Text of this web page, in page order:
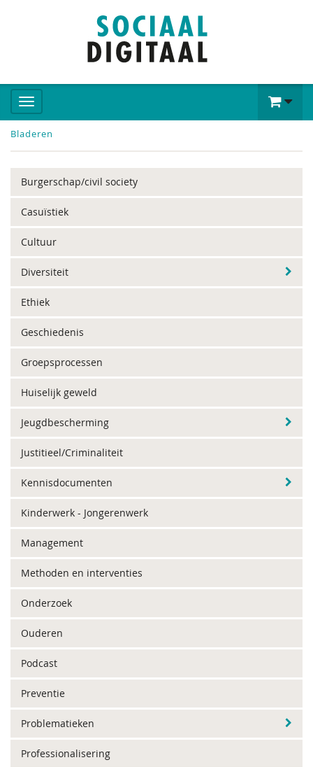
Bladeren
Burgerschap/civil society
Casuïstiek
Cultuur
Diversiteit
Ethiek
Geschiedenis
Groepsprocessen
Huiselijk geweld
Jeugdbescherming
Justitieel/Criminaliteit
Kennisdocumenten
Kinderwerk - Jongerenwerk
Management
Methoden en interventies
Onderzoek
Ouderen
Podcast
Preventie
Problematieken
Professionalisering